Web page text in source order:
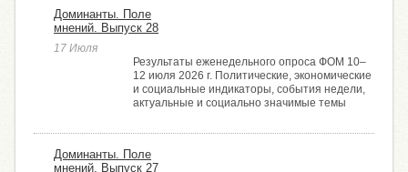
Доминанты. Поле
мнений. Выпуск 28
17 Июля
Результаты еженедельного опроса ФОМ 10–
12 июля 2026 г. Политические, экономические
и социальные индикаторы, события недели,
актуальные и социально значимые темы
Доминанты. Поле
мнений. Выпуск 27